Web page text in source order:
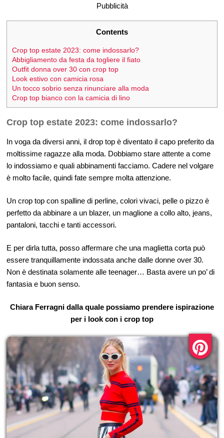
Pubblicità
Contents
Crop top estate 2023: come indossarlo?
Abbigliamento da festa da togliere il fiato
Outfit donna over 30 con crop top
Look estivo con camicia rosa
Un tocco sobrio senza rinunciare alla moda
Crop top bianco con la camicia di lino
Crop top estate 2023: come indossarlo?
In voga da diversi anni, il drop top è diventato il capo preferito da
moltissime ragazze alla moda. Dobbiamo stare attente a come
lo indossiamo e quali abbinamenti facciamo. Cadere nel volgare
è molto facile, quindi fate sempre molta attenzione.
Un crop top con spalline di perline, colori vivaci, pelle o pizzo è
perfetto da abbinare a un blazer, un maglione a collo alto, jeans,
pantaloni, tacchi e tanti accessori.
E per dirla tutta, posso affermare che una maglietta corta può
essere tranquillamente indossata anche dalle donne over 30.
Non è destinata solamente alle teenager… Basta avere un po’ di
fantasia e buon senso.
Chiara Ferragni dalla quale possiamo prendere ispirazione
per i look con i crop top